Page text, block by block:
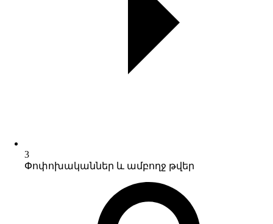
3
Փոփոխականներ և ամբողջ թվեր